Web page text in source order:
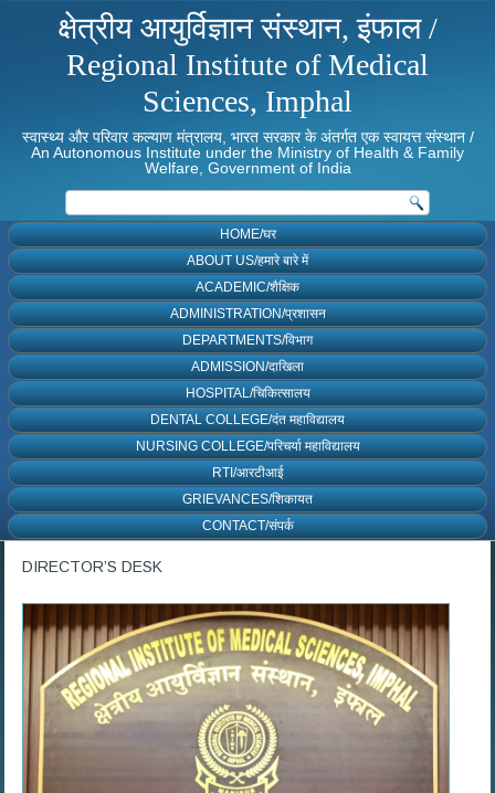
क्षेत्रीय आयुर्विज्ञान संस्थान, इंफाल /
Regional Institute of Medical
Sciences, Imphal
स्वास्थ्य और परिवार कल्याण मंत्रालय, भारत सरकार के अंतर्गत एक स्वायत्त संस्थान /
An Autonomous Institute under the Ministry of Health & Family
Welfare, Government of India
HOME/घर
ABOUT US/हमारे बारे में
ACADEMIC/शैक्षिक
ADMINISTRATION/प्रशासन
DEPARTMENTS/विभाग
ADMISSION/दाखिला
HOSPITAL/चिकित्सालय
DENTAL COLLEGE/दंत महाविद्यालय
NURSING COLLEGE/परिचर्या महाविद्यालय
RTI/आरटीआई
GRIEVANCES/शिकायत
CONTACT/संपर्क
DIRECTOR’S DESK